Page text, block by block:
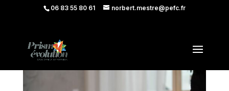
06 83 55 80 61 norbert.mestre@pefc.fr